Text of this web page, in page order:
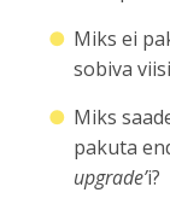
Miks ei
sobiva
Miks
pakuta
upgrade’i?